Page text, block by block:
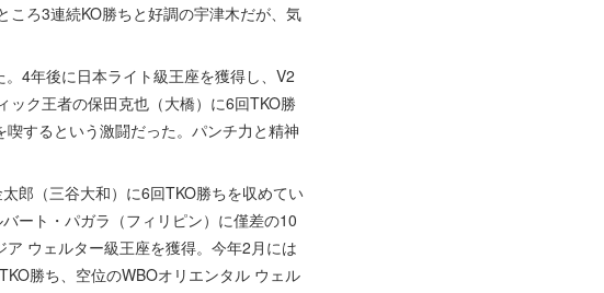
ころ3連続KO勝ちと好調の宇津木だが、気
4年後に日本ライト級王座を獲得し、V2
ク王者の保田克也（大橋）に6回TKO勝
するという激闘だった。パンチ力と精神
郎（三谷大和）に6回TKO勝ちを収めてい
ート・パガラ（フィリピン）に僅差の10
ウェルター級王座を獲得。今年2月には
勝ち、空位のWBOオリエンタル ウェル